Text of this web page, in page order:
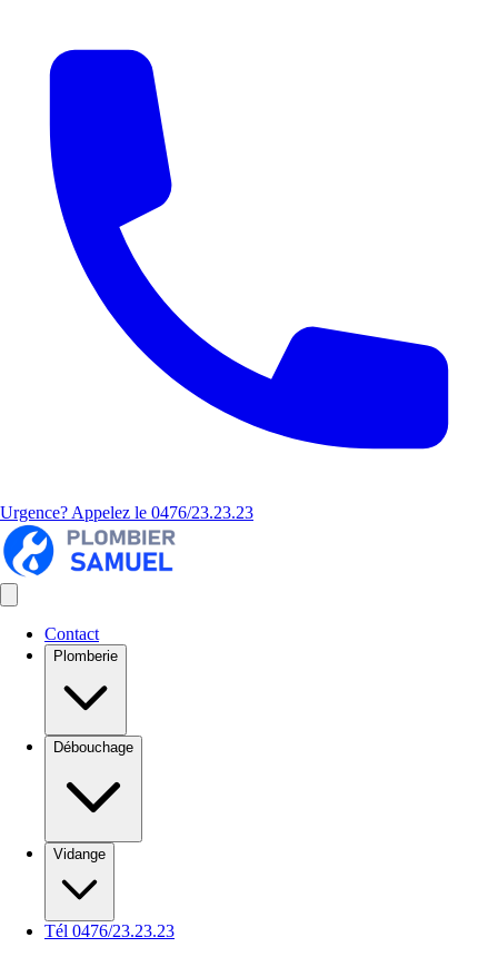
Urgence? Appelez le 0476/23.23.23
Contact
Plomberie
Débouchage
Vidange
Tél 0476/23.23.23